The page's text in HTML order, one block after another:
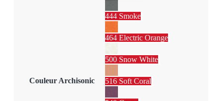
Couleur Archisonic
444 Smoke
464 Electric Orange
500 Snow White
516 Soft Coral